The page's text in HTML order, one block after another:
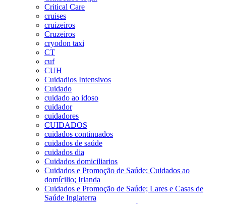
Critical Care
cruises
cruizeiros
Cruzeiros
cryodon taxi
CT
cuf
CUH
Cuidadios Intensivos
Cuidado
cuidado ao idoso
cuidador
cuidadores
CUIDADOS
cuidados continuados
cuidados de saúde
cuidados dia
Cuidados domiciliarios
Cuidados e Promoção de Saúde; Cuidados ao
domícilio; Irlanda
Cuidados e Promoção de Saúde; Lares e Casas de
Saúde Inglaterra